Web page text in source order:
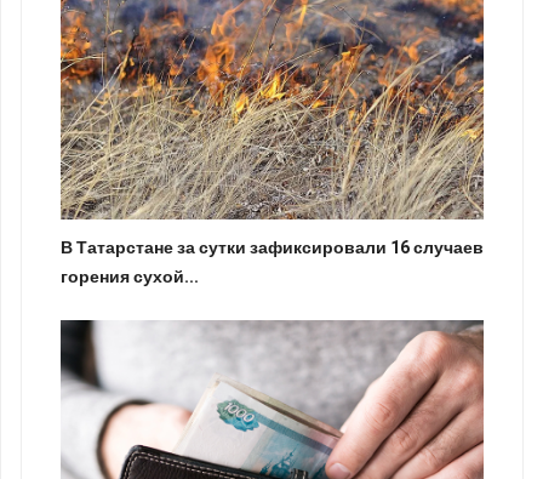
В Татарстане за сутки зафиксировали 16 случаев
горения сухой...